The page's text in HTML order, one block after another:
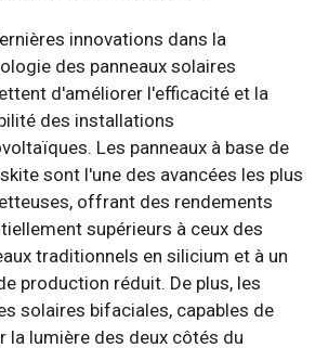
innovations dans la
des panneaux solaires
d'améliorer l'efficacité et la
des installations
Les panneaux à base de
sont l'une des avancées les plus
offrant des rendements
supérieurs à ceux des
traditionnels en silicium et à un
production réduit. De plus, les
solaires bifaciales, capables de
la lumière des deux côtés du